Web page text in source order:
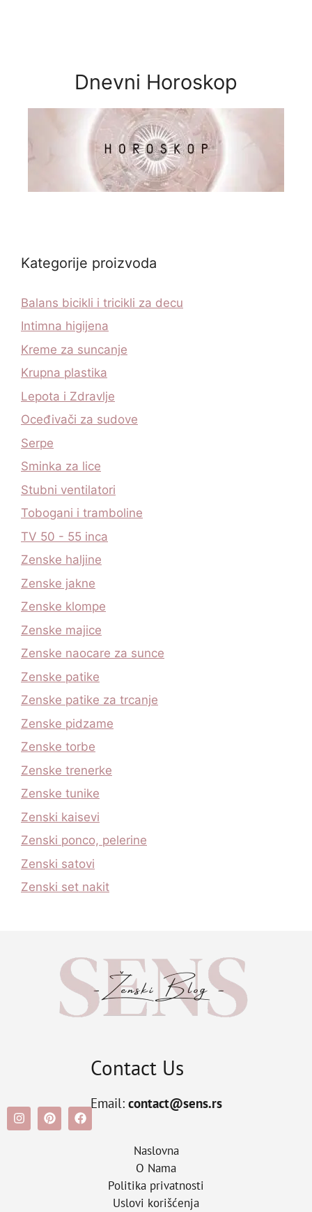
Dnevni Horoskop
Kategorije proizvoda
Balans bicikli i tricikli za decu
Intimna higijena
Kreme za suncanje
Krupna plastika
Lepota i Zdravlje
Oceđivači za sudove
Serpe
Sminka za lice
Stubni ventilatori
Tobogani i tramboline
TV 50 - 55 inca
Zenske haljine
Zenske jakne
Zenske klompe
Zenske majice
Zenske naocare za sunce
Zenske patike
Zenske patike za trcanje
Zenske pidzame
Zenske torbe
Zenske trenerke
Zenske tunike
Zenski kaisevi
Zenski ponco, pelerine
Zenski satovi
Zenski set nakit
Contact Us
Email: contact@sens.rs
Naslovna
O Nama
Politika privatnosti
Uslovi korišćenja